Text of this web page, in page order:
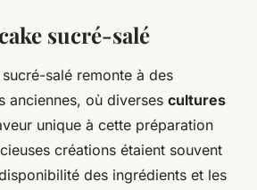
cake sucré-salé
à nos jours
min de lecture
sucré-salé
sucré-salé remonte à des
anciennes, où diverses cultures
unique à cette préparation
créations étaient souvent
des ingrédients et les